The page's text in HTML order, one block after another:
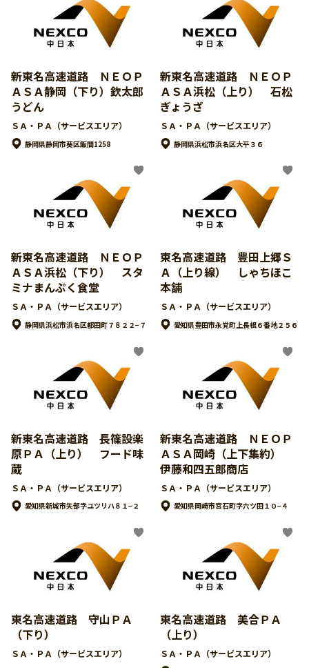
新東名高速道路 ＮＥＯＰ
ＡＳＡ静岡（下り）欽太郎
うどん
ＳＡ・ＰＡ（サービスエリア）
静岡県静岡市葵区飯間1258
新東名高速道路 ＮＥＯＰ
ＡＳＡ浜松（上り） 石松
ぎょうざ
ＳＡ・ＰＡ（サービスエリア）
静岡県浜松市浜名区大平３６
新東名高速道路 ＮＥＯＰ
ＡＳＡ浜松（下り） スタ
ミナまんぷく食堂
ＳＡ・ＰＡ（サービスエリア）
静岡県浜松市浜名区都田町７８２２−７
東名高速道路 豊田上郷Ｓ
Ａ（上り線） しゃちほこ
本舗
ＳＡ・ＰＡ（サービスエリア）
愛知県豊田市永覚町上長根６番地２５６
新東名高速道路 長篠設楽
原ＰＡ（上り） フード味
蔵
ＳＡ・ＰＡ（サービスエリア）
愛知県新城市矢部字ユツリハ８１−２
新東名高速道路 ＮＥＯＰ
ＡＳＡ岡崎（上下集約）
伊藤和四五郎商店
ＳＡ・ＰＡ（サービスエリア）
愛知県岡崎市宮石町字六ツ田１０−４
東名高速道路 守山ＰＡ
（下り）
ＳＡ・ＰＡ（サービスエリア）
東名高速道路 美合ＰＡ
（上り）
ＳＡ・ＰＡ（サービスエリア）